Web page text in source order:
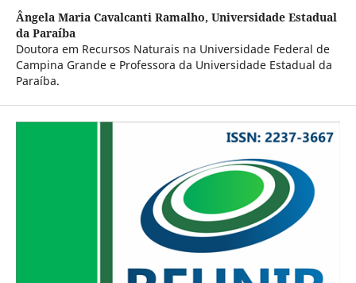
Ângela Maria Cavalcanti Ramalho, Universidade Estadual
da Paraíba
Doutora em Recursos Naturais na Universidade Federal de
Campina Grande e Professora da Universidade Estadual da
Paraíba.